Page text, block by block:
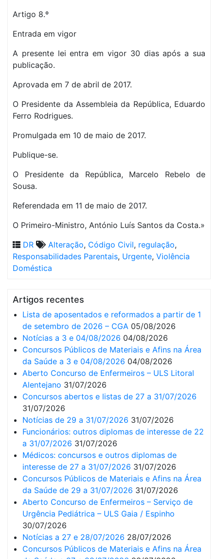
Artigo 8.º
Entrada em vigor
A presente lei entra em vigor 30 dias após a sua
publicação.
Aprovada em 7 de abril de 2017.
O Presidente da Assembleia da República, Eduardo
Ferro Rodrigues.
Promulgada em 10 de maio de 2017.
Publique-se.
O Presidente da República, Marcelo Rebelo de
Sousa.
Referendada em 11 de maio de 2017.
O Primeiro-Ministro, António Luís Santos da Costa.»
DR
Alteração, Código Civil, regulação,
Responsabilidades Parentais, Urgente, Violência
Doméstica
Artigos recentes
Lista de aposentados e reformados a partir de 1
de setembro de 2026 – CGA 05/08/2026
Notícias a 3 e 04/08/2026 04/08/2026
Concursos Públicos de Materiais e Afins na Área
da Saúde a 3 e 04/08/2026 04/08/2026
Aberto Concurso de Enfermeiros – ULS Litoral
Alentejano 31/07/2026
Concursos abertos e listas de 27 a 31/07/2026
31/07/2026
Notícias de 29 a 31/07/2026 31/07/2026
Funcionários: outros diplomas de interesse de 22
a 31/07/2026 31/07/2026
Médicos: concursos e outros diplomas de
interesse de 27 a 31/07/2026 31/07/2026
Concursos Públicos de Materiais e Afins na Área
da Saúde de 29 a 31/07/2026 31/07/2026
Aberto Concurso de Enfermeiros – Serviço de
Urgência Pediátrica – ULS Gaia / Espinho
30/07/2026
Notícias a 27 e 28/07/2026 28/07/2026
Concursos Públicos de Materiais e Afins na Área